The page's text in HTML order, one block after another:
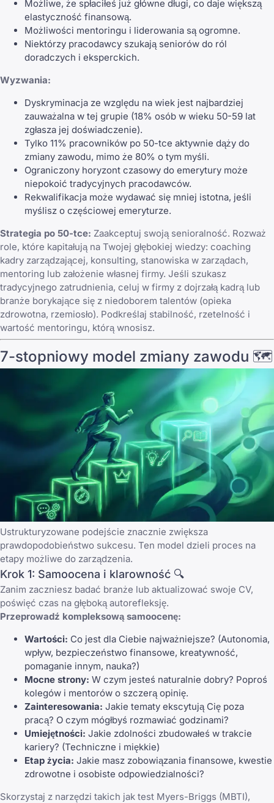
Możliwe, że spłaciłeś już główne długi, co daje większą
elastyczność finansową.
Możliwości mentoringu i liderowania są ogromne.
Niektórzy pracodawcy szukają seniorów do ról
doradczych i eksperckich.
Wyzwania:
Dyskryminacja ze względu na wiek jest najbardziej
zauważalna w tej grupie (18% osób w wieku 50-59 lat
zgłasza jej doświadczenie).
Tylko 11% pracowników po 50-tce aktywnie dąży do
zmiany zawodu, mimo że 80% o tym myśli.
Ograniczony horyzont czasowy do emerytury może
niepokoić tradycyjnych pracodawców.
Rekwalifikacja może wydawać się mniej istotna, jeśli
myślisz o częściowej emeryturze.
Strategia po 50-tce: Zaakceptuj swoją senioralność. Rozważ
role, które kapitałują na Twojej głębokiej wiedzy: coaching
kadry zarządzającej, konsulting, stanowiska w zarządach,
mentoring lub założenie własnej firmy. Jeśli szukasz
tradycyjnego zatrudnienia, celuj w firmy z dojrzałą kadrą lub
branże borykające się z niedoborem talentów (opieka
zdrowotna, rzemiosło). Podkreślaj stabilność, rzetelność i
wartość mentoringu, którą wnosisz.
7-stopniowy model zmiany zawodu 🗺️
Ustrukturyzowane podejście znacznie zwiększa
prawdopodobieństwo sukcesu. Ten model dzieli proces na
etapy możliwe do zarządzenia.
Krok 1: Samoocena i klarowność 🔍
Zanim zaczniesz badać branże lub aktualizować swoje CV,
poświęć czas na głęboką autorefleksję.
Przeprowadź kompleksową samoocenę:
Wartości: Co jest dla Ciebie najważniejsze? (Autonomia,
wpływ, bezpieczeństwo finansowe, kreatywność,
pomaganie innym, nauka?)
Mocne strony: W czym jesteś naturalnie dobry? Poproś
kolegów i mentorów o szczerą opinię.
Zainteresowania: Jakie tematy ekscytują Cię poza
pracą? O czym mógłbyś rozmawiać godzinami?
Umiejętności: Jakie zdolności zbudowałeś w trakcie
kariery? (Techniczne i miękkie)
Etap życia: Jakie masz zobowiązania finansowe, kwestie
zdrowotne i osobiste odpowiedzialności?
Skorzystaj z narzędzi takich jak test Myers-Briggs (MBTI),